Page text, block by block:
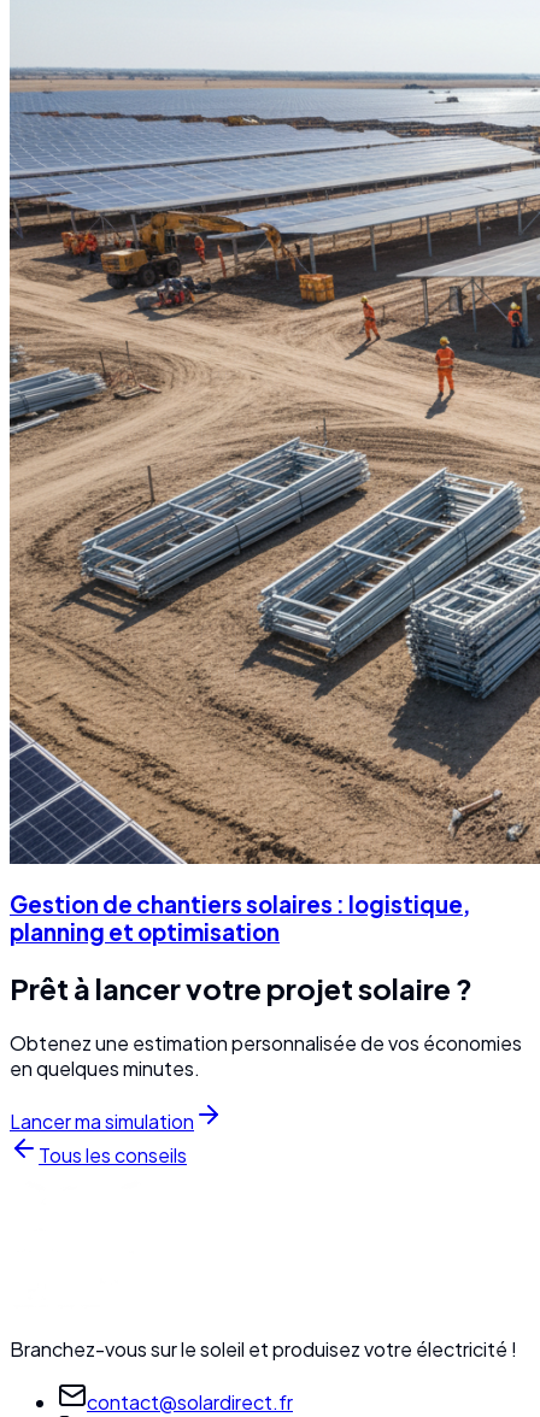
Gestion de chantiers solaires : logistique,
planning et optimisation
Prêt à lancer votre projet solaire ?
Obtenez une estimation personnalisée de vos économies
en quelques minutes.
Lancer ma simulation
Tous les conseils
Branchez-vous sur le soleil et produisez votre électricité !
contact@solardirect.fr